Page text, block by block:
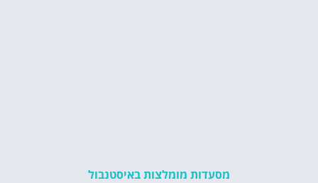
מסעדות מומלצות באיסטנבול